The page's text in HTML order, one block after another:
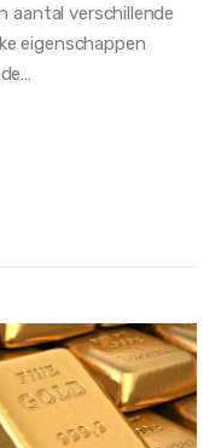
aantal verschillende
eigenschappen